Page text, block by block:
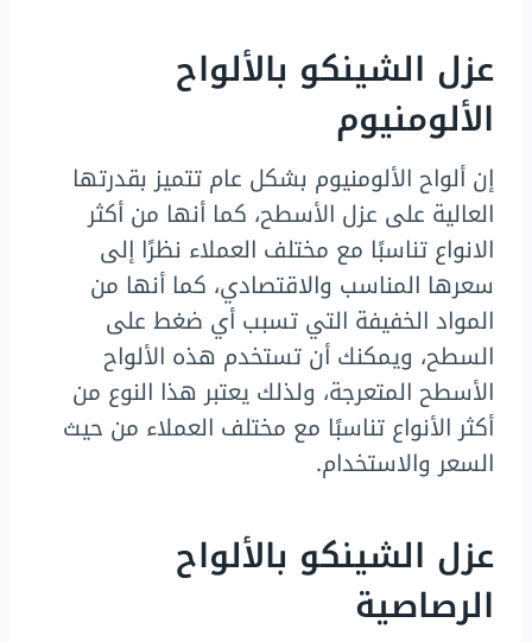
عزل الشينكو بالألواح
الألومنيوم
إن ألواح الألومنيوم بشكل عام تتميز بقدرتها
العالية على عزل الأسطح، كما أنها من أكثر
الانواع تناسبًا مع مختلف العملاء نظرًا إلى
سعرها المناسب والاقتصادي، كما أنها من
المواد الخفيفة التي تسبب أي ضغط على
السطح، ويمكنك أن تستخدم هذه الألواح
الأسطح المتعرجة، ولذلك يعتبر هذا النوع من
أكثر الأنواع تناسبًا مع مختلف العملاء من حيث
السعر والاستخدام.
عزل الشينكو بالألواح
الرصاصية